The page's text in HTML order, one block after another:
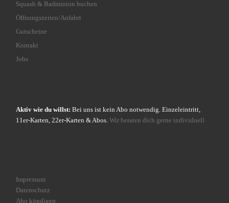
Squash & Badminton buchen
Öffnungszeiten/Anfahrt
Gutscheine
Kontakt
Jobs
Aktiv wie du willst: Bei uns ist kein Abo notwendig. Einzeleintritt,
11er-Karten, 22er-Karten & Abos. Wir beraten dich gerne individuell
Impressum
Datenschutz
Abo kündigen